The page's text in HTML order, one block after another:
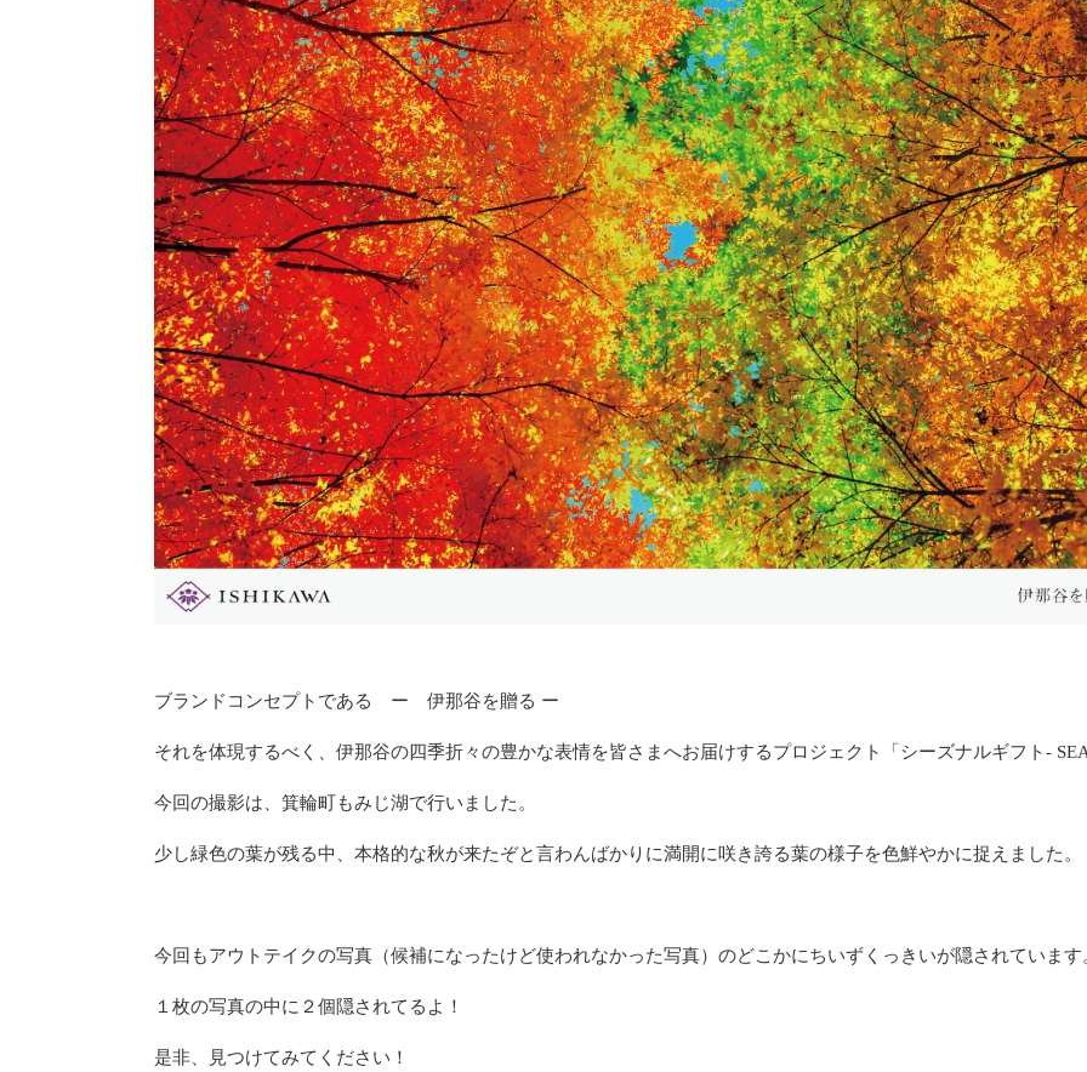
ブランドコンセプトである ー 伊那谷を贈る ー
それを体現するべく、伊那谷の四季折々の豊かな表情を皆さまへお届けするプロジェクト「シーズナルギフト-
今回の撮影は、箕輪町もみじ湖で行いました。
少し緑色の葉が残る中、本格的な秋が来たぞと言わんばかりに満開に咲き誇る葉の様子を色鮮やかに捉えました。
今回もアウトテイクの写真（候補になったけど使われなかった写真）のどこかにちいずくっきいが隠されています
１枚の写真の中に２個隠されてるよ！
是非、見つけてみてください！